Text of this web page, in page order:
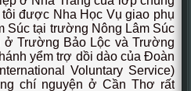
được Nha Học Vụ giao phụ
Súc tại trường Nông Lâm Súc
ở Trường Bảo Lộc và Trường
yểm trợ dồi dào của Đoàn
Voluntary Service)
chí nguyện ở Cần Thơ rất